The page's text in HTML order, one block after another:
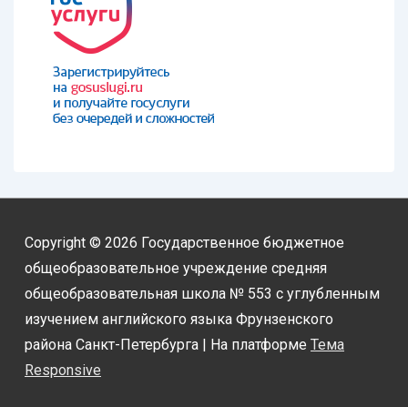
Copyright © 2026 Государственное бюджетное
общеобразовательное учреждение средняя
общеобразовательная школа № 553 с углубленным
изучением английского языка Фрунзенского
района Санкт-Петербурга | На платформе Тема
Responsive